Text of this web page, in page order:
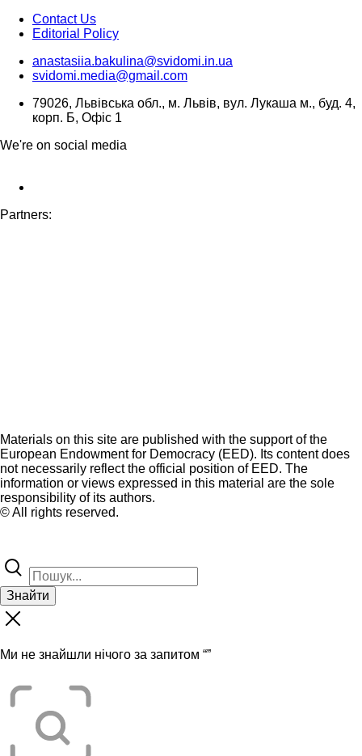
Contact Us
Editorial Policy
anastasiia.bakulina@svidomi.in.ua
svidomi.media@gmail.com
79026, Львівська обл., м. Львів, вул. Лукаша м., буд. 4,
корп. Б, Офіс 1
We're on social media
Partners:
Materials on this site are published with the support of the
European Endowment for Democracy (EED). Its content does
not necessarily reflect the official position of EED. The
information or views expressed in this material are the sole
responsibility of its authors.
© All rights reserved.
Знайти
Ми не знайшли нічого за запитом “”